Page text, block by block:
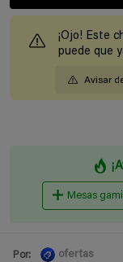
¡Ojo! Este
puede que
Avisar
Mesas
Por: ofertas